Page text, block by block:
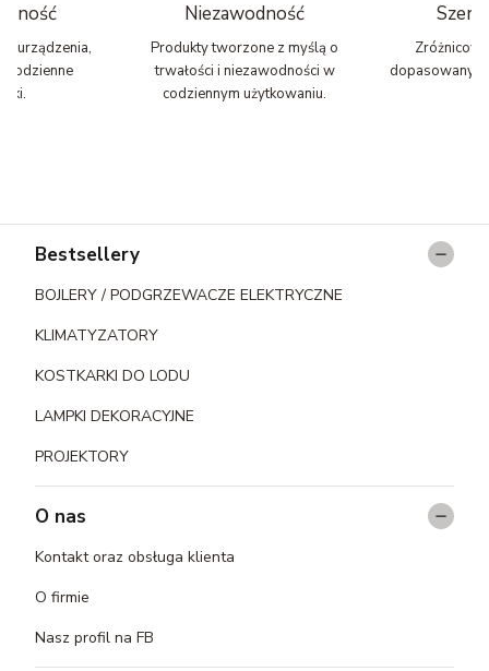
urządzenia,
codzienne
Niezawodność
Produkty tworzone z myślą o
trwałości i niezawodności w
codziennym użytkowaniu.
dopasowany
Linki w stopce
Bestsellery
BOJLERY / PODGRZEWACZE ELEKTRYCZNE
KLIMATYZATORY
KOSTKARKI DO LODU
LAMPKI DEKORACYJNE
PROJEKTORY
O nas
Kontakt oraz obsługa klienta
O firmie
Nasz profil na FB